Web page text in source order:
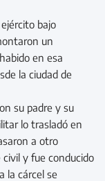
bajo
un
en esa
la ciudad de
su padre y su
lo trasladó en
a otro
y fue conducido
la cárcel se